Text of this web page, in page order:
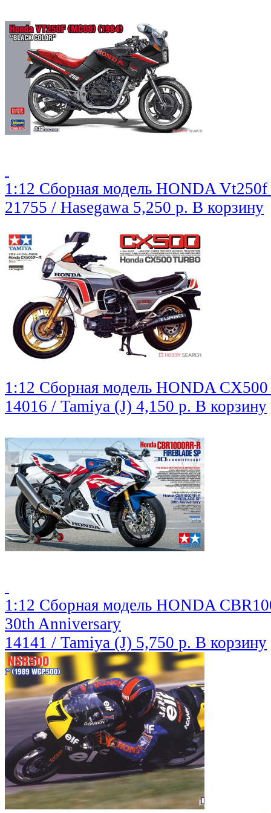
1:12 Сборная модель HONDA
21755 / Hasegawa 5,250 р. В корзину
1:12 Сборная модель HONDA
14016 / Tamiya (J) 4,150 р. В корзину
1:12 Сборная модель HONDA
30th Anniversary
14141 / Tamiya (J) 5,750 р. В корзину